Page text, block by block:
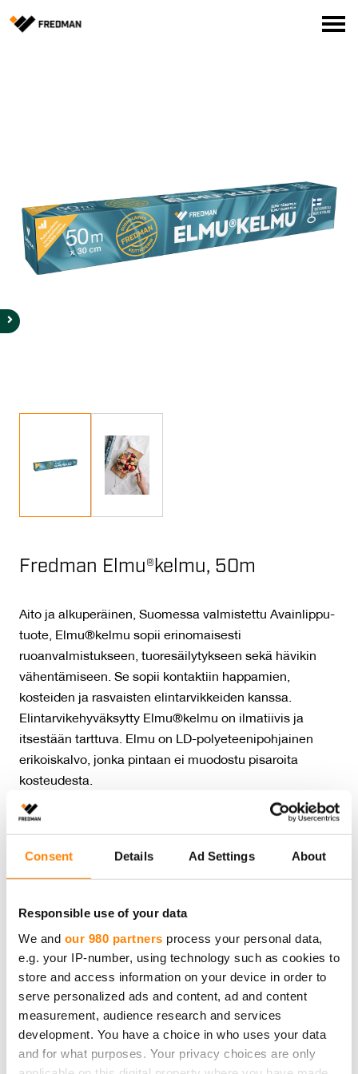
Consent Details Ad Settings About
Responsible use of your data
We and our 980 partners process your personal data,
e.g. your IP-number, using technology such as cookies to
store and access information on your device in order to
serve personalized ads and content, ad and content
measurement, audience research and services
development. You have a choice in who uses your data
and for what purposes. Your privacy choices are only
Fredman Elmu®kelmu, 50m
Aito ja alkuperäinen, Suomessa valmistettu Avainlippu-
tuote, Elmu®kelmu sopii erinomaisesti
ruoanvalmistukseen, tuoresäilytykseen sekä hävikin
vähentämiseen. Se sopii kontaktiin happamien,
kosteiden ja rasvaisten elintarvikkeiden kanssa.
Elintarvikehyväksytty Elmu®kelmu on ilmatiivis ja
itsestään tarttuva. Elmu on LD-polyeteenipohjainen
erikoiskalvo, jonka pintaan ei muodostu pisaroita
kosteudesta.
kelmurulla pysyy paremmin paikoillaan.
pakkaus ja hylsy kartonginkeräykseen.
Tuotteen mitat:
30 cm x 50 m
Tuotteet materiaali: Elintarvikemuovi
Tuotteen kierrätys: Muovinkeräys